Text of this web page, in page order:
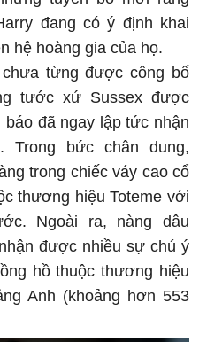
đang có ý định khai
hệ hoàng gia của họ.
từng được công bố
tước xứ Sussex được
đã ngay lập tức nhận
bức chân dung,
trong chiếc váy cao cổ
thương hiệu Toteme với
Ngoài ra, nàng dâu
được nhiều sự chú ý
hồ thuộc thương hiệu
Anh (khoảng hơn 553